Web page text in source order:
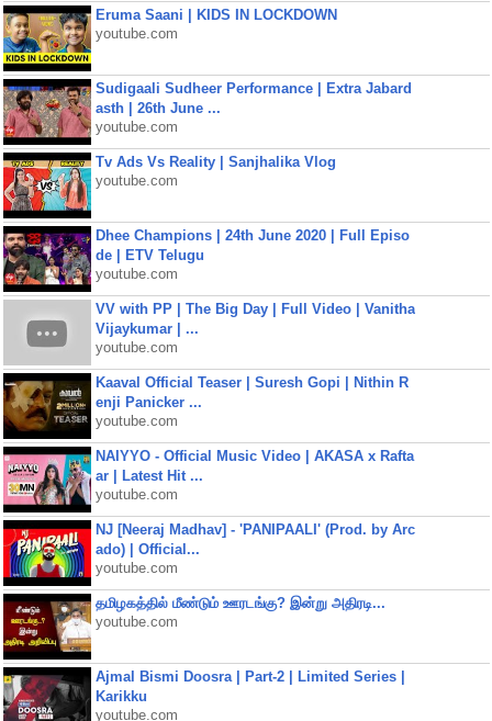
Eruma Saani | KIDS IN LOCKDOWN
youtube.com
Sudigaali Sudheer Performance | Extra Jabard
asth | 26th June ...
youtube.com
Tv Ads Vs Reality | Sanjhalika Vlog
youtube.com
Dhee Champions | 24th June 2020 | Full Episo
de | ETV Telugu
youtube.com
VV with PP | The Big Day | Full Video | Vanitha
Vijaykumar | ...
youtube.com
Kaaval Official Teaser | Suresh Gopi | Nithin R
enji Panicker ...
youtube.com
NAIYYO - Official Music Video | AKASA x Rafta
ar | Latest Hit ...
youtube.com
NJ [Neeraj Madhav] - 'PANIPAALI' (Prod. by Arc
ado) | Official...
youtube.com
தமிழகத்தில் மீண்டும் ஊரடங்கு? இன்று அதிரடி...
youtube.com
Ajmal Bismi Doosra | Part-2 | Limited Series |
Karikku
youtube.com